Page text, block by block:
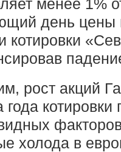
менее 1%
день цены
котировки
рост акций
года
холода в